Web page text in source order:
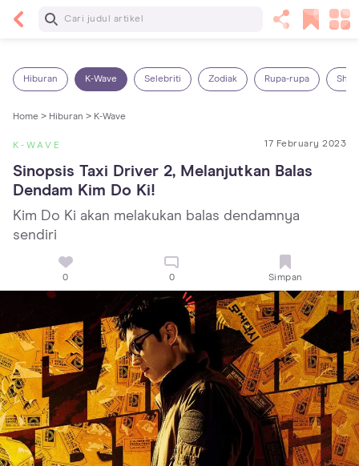
Baca Selanjutnya
Hiburan K-Wave Selebriti Zodiak Rupa-rupa
Home > Hiburan > K-Wave
K-WAVE 17 February 2023
Sinopsis Taxi Driver 2, Melanjutkan Balas
Dendam Kim Do Ki!
Kim Do Ki akan melakukan balas dendamnya
sendiri
0 0 Simpan